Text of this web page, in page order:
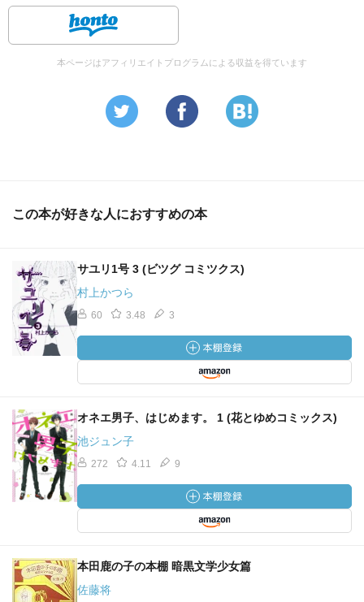
本ページはアフィリエイトプログラムによる収益を得ています
この本が好きな人におすすめの本
サユリ1号 3 (ビツグ コミツクス)
村上かつら
60 3.48 3
オネエ男子、はじめます。 1 (花とゆめコミックス)
池ジュン子
272 4.11 9
本田鹿の子の本棚 暗黒文学少女篇
佐藤将